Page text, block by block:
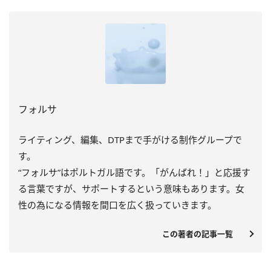
フォルサ
ライティング、編集、DTPまで手がける制作グループで
す。
“フォルサ”はポルトガル語です。「がんばれ！」と応援す
る言葉ですが、サポートするという意味もあります。女
性の為になる情報を間口を広く扱っていきます。
この著者の記事一覧